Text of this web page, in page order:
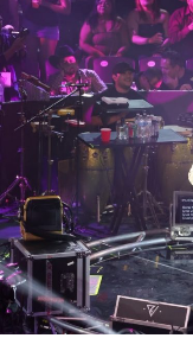
El requisito
establecidas en
2025para los tres
que los aspirantes
de 8.0 en la
cargo.
Aunque la
los Comités de
permitió que los
ser electos, sin
Participación